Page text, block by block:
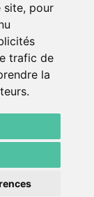
site, pour
trafic de
la